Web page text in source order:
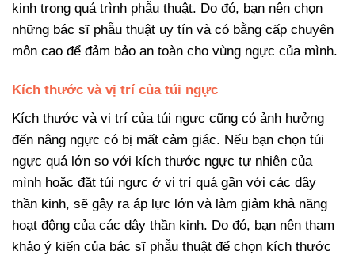
kinh trong quá trình phẫu thuật. Do đó, bạn nên chọn
những bác sĩ phẫu thuật uy tín và có bằng cấp chuyên
môn cao để đảm bảo an toàn cho vùng ngực của mình.
Kích thước và vị trí của túi ngực
Kích thước và vị trí của túi ngực cũng có ảnh hưởng
đến nâng ngực có bị mất cảm giác. Nếu bạn chọn túi
ngực quá lớn so với kích thước ngực tự nhiên của
mình hoặc đặt túi ngực ở vị trí quá gần với các dây
thần kinh, sẽ gây ra áp lực lớn và làm giảm khả năng
hoạt động của các dây thần kinh. Do đó, bạn nên tham
khảo ý kiến của bác sĩ phẫu thuật để chọn kích thước